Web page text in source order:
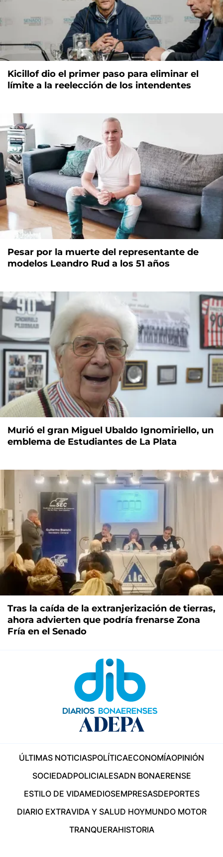
Kicillof dio el primer paso para eliminar el
límite a la reelección de los intendentes
Pesar por la muerte del representante de
modelos Leandro Rud a los 51 años
Murió el gran Miguel Ubaldo Ignomiriello, un
emblema de Estudiantes de La Plata
Tras la caída de la extranjerización de tierras,
ahora advierten que podría frenarse Zona
Fría en el Senado
ÚLTIMAS NOTICIASPOLÍTICAECONOMÍAOPINIÓN
SOCIEDADPOLICIALESADN BONAERENSE
ESTILO DE VIDAMEDIOSEMPRESASDEPORTES
DIARIO EXTRAVIDA Y SALUD HOYMUNDO MOTOR
TRANQUERAHISTORIA